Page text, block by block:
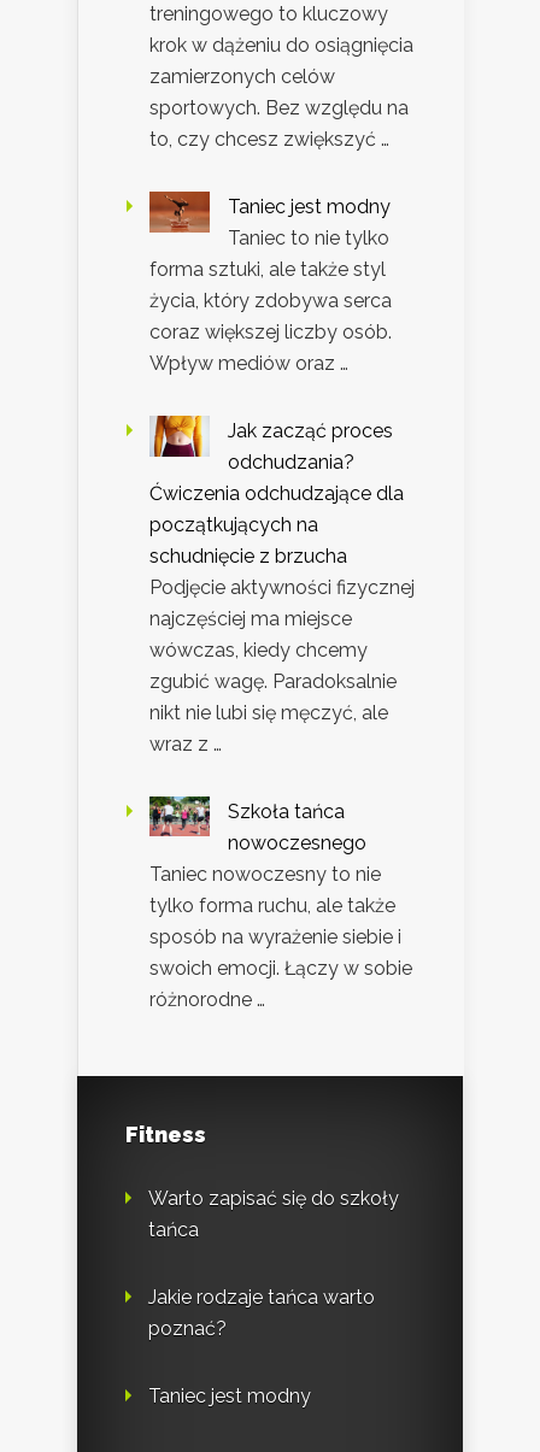
treningowego to kluczowy
krok w dążeniu do osiągnięcia
zamierzonych celów
sportowych. Bez względu na
to, czy chcesz zwiększyć …
Taniec jest modny
Taniec to nie tylko
forma sztuki, ale także styl
życia, który zdobywa serca
coraz większej liczby osób.
Wpływ mediów oraz …
Jak zacząć proces
odchudzania?
Ćwiczenia odchudzające dla
początkujących na
schudnięcie z brzucha
Podjęcie aktywności fizycznej
najczęściej ma miejsce
wówczas, kiedy chcemy
zgubić wagę. Paradoksalnie
nikt nie lubi się męczyć, ale
wraz z …
Szkoła tańca
nowoczesnego
Taniec nowoczesny to nie
tylko forma ruchu, ale także
sposób na wyrażenie siebie i
swoich emocji. Łączy w sobie
różnorodne …
Fitness
Warto zapisać się do szkoły
tańca
Jakie rodzaje tańca warto
poznać?
Taniec jest modny